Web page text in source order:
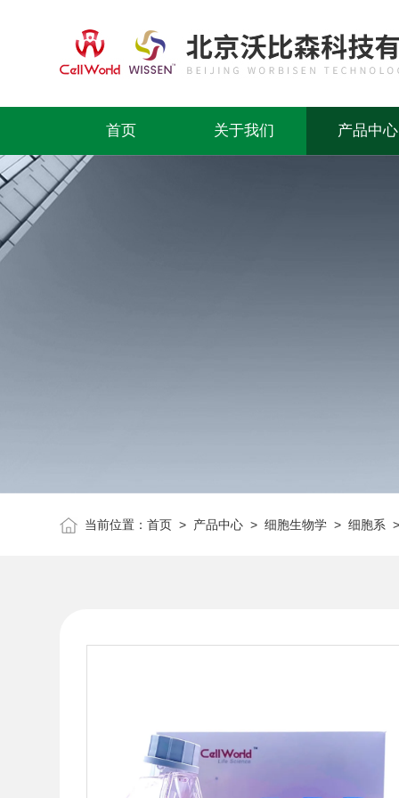
首页 关于我们 产品中心
当前位置：首页 > 产品中心 >细胞生物学 >细胞系